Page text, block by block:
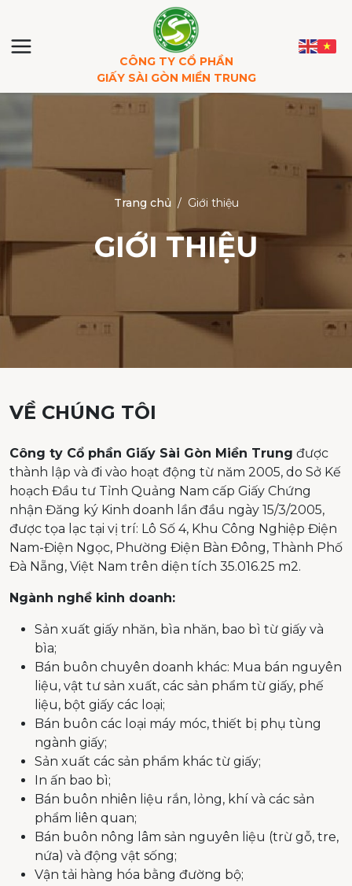
CÔNG TY CỔ PHẦN
GIẤY SÀI GÒN MIỀN TRUNG
Trang chủ / Giới thiệu
GIỚI THIỆU
VỀ CHÚNG TÔI
Công ty Cổ phần Giấy Sài Gòn Miền Trung được
thành lập và đi vào hoạt động từ năm 2005, do Sở Kế
hoạch Đầu tư Tỉnh Quảng Nam cấp Giấy Chứng
nhận Đăng ký Kinh doanh lần đầu ngày 15/3/2005,
được tọa lạc tại vị trí: Lô Số 4, Khu Công Nghiệp Điện
Nam-Điện Ngọc, Phường Điện Bàn Đông, Thành Phố
Đà Nẵng, Việt Nam trên diện tích 35.016.25 m2.
Ngành nghề kinh doanh:
Sản xuất giấy nhăn, bìa nhăn, bao bì từ giấy và
bìa;
Bán buôn chuyên doanh khác: Mua bán nguyên
liệu, vật tư sản xuất, các sản phẩm từ giấy, phế
liệu, bột giấy các loại;
Bán buôn các loại máy móc, thiết bị phụ tùng
ngành giấy;
Sản xuất các sản phẩm khác từ giấy;
In ấn bao bì;
Bán buôn nhiên liệu rắn, lỏng, khí và các sản
phẩm liên quan;
Bán buôn nông lâm sản nguyên liệu (trừ gỗ, tre,
nứa) và động vật sống;
Vận tải hàng hóa bằng đường bộ;